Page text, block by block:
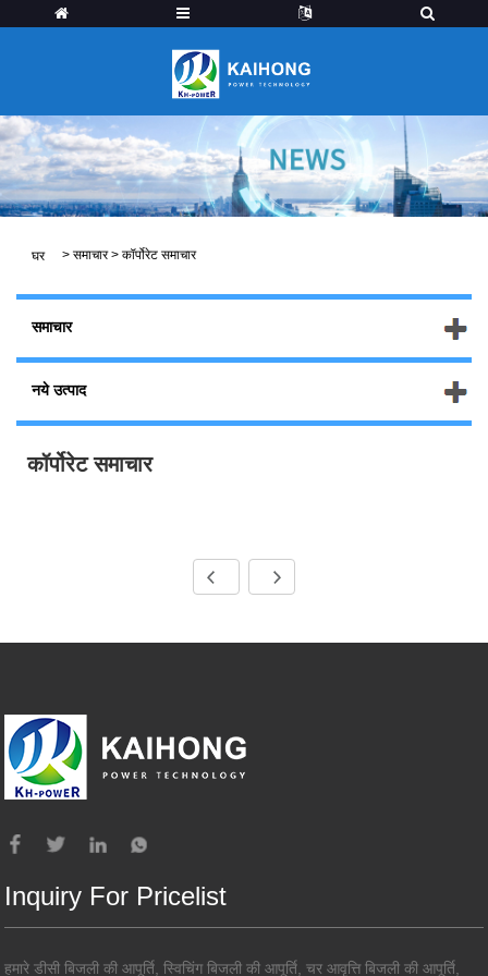
घर > समाचार > कॉर्पोरेट समाचार
समाचार
नये उत्पाद
कॉर्पोरेट समाचार
Inquiry For Pricelist
हमारे डीसी बिजली की आपूर्ति, स्विचिंग बिजली की आपूर्ति, चर आवृत्ति बिजली की आपूर्ति,